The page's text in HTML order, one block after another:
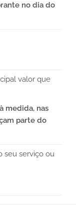
no dia do
valor que
medida, nas
parte do
seu serviço ou